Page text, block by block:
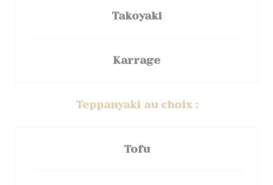
Takoyaki
Karrage
Teppanyaki au choix :
Tofu